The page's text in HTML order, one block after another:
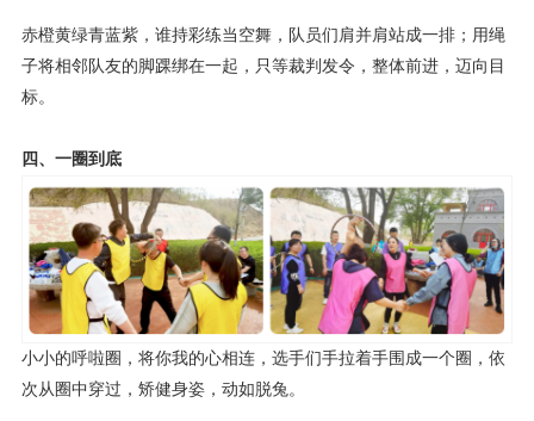
赤橙黄绿青蓝紫，谁持彩练当空舞，队员们肩并肩站成一排；用绳
子将相邻队友的脚踝绑在一起，只等裁判发令，整体前进，迈向目
标。
四、一圈到底
小小的呼啦圈，将你我的心相连，选手们手拉着手围成一个圈，依
次从圈中穿过，矫健身姿，动如脱兔。